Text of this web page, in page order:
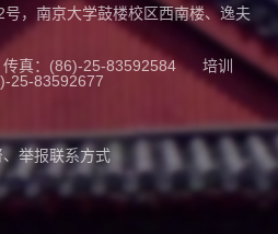
，南京大学鼓楼校区西南楼、逸夫
传真：(86)-25-83592584
培训
25-83592677
举报联系方式